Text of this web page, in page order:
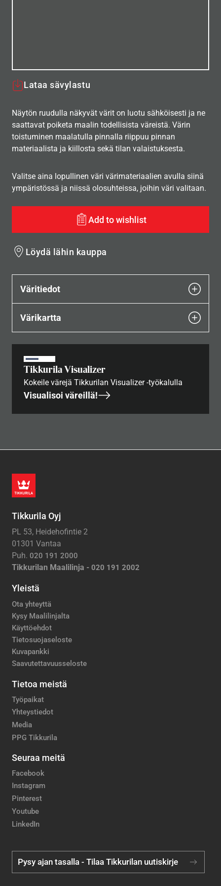
Lataa sävylastu
Näytön ruudulla näkyvät värit on luotu sähköisesti ja ne
saattavat poiketa maalin todellisista väreistä. Värin
toistuminen maalatulla pinnalla riippuu pinnan
materiaalista ja kiillosta sekä tilan valaistuksesta.
Valitse aina lopullinen väri värimateriaalien avulla siinä
ympäristössä ja niissä olosuhteissa, joihin väri valitaan.
Add to wishlist
Löydä lähin kauppa
Väritiedot
Värikartta
Tikkurila Visualizer
Kokeile värejä Tikkurilan Visualizer -työkalulla
Visualisoi väreillä!
Tikkurila Oyj
PL 53, Heidehofintie 2
01301 Vantaa
Puh. 020 191 2000
Tikkurilan Maalilinja - 020 191 2002
Yleistä
Ota yhteyttä
Kysy Maalilinjalta
Käyttöehdot
Tietosuojaseloste
Kuvapankki
Saavutettavuusseloste
Tietoa meistä
Työpaikat
Yhteystiedot
Media
PPG Tikkurila
Seuraa meitä
Facebook
Instagram
Pinterest
Youtube
LinkedIn
Pysy ajan tasalla - Tilaa Tikkurilan uutiskirje